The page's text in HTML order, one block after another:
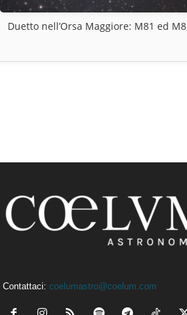
Duetto nell’Orsa Maggiore: M81 ed
Contattaci: coelumastro@coelum.com